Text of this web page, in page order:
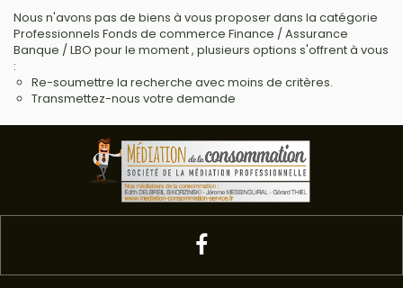
Nous n'avons pas de biens à vous proposer dans la catégorie
Professionnels Fonds de commerce Finance / Assurance
Banque / LBO pour le moment , plusieurs options s'offrent à vous
:
Re-soumettre la recherche avec moins de critères.
Transmettez-nous votre demande